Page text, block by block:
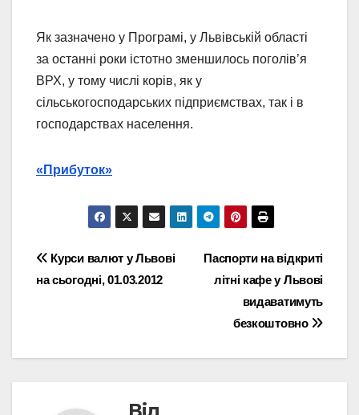
Як зазначено у Програмі, у Львівській області
за останні роки істотно зменшилось поголів’я
ВРХ, у тому числі корів, як у
сільськогосподарських підприємствах, так і в
господарствах населення.
«Прибуток»
Навігація
записів
Паспорти на відкриті
літні кафе у Львові
видаватимуть
безкоштовно
Курси валют у Львові
на сьогодні, 01.03.2012